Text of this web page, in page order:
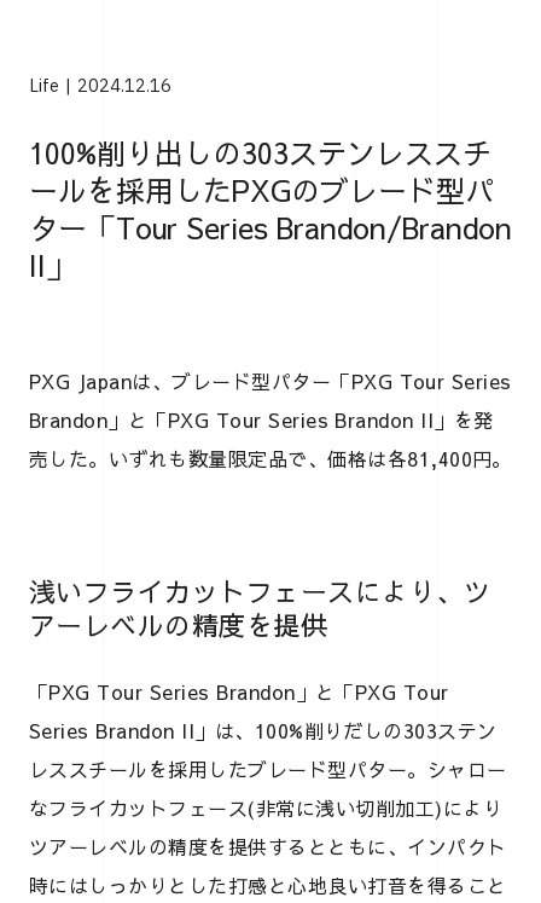
Life 2024.12.16
100%削り出しの303ステンレススチ
ールを採用したPXGのブレード型パ
ター「Tour Series Brandon/Brandon
II」
PXG Japanは、ブレード型パター「PXG Tour Series
Brandon」と「PXG Tour Series Brandon II」を発
売した。いずれも数量限定品で、価格は各81,400円。
浅いフライカットフェースにより、ツ
アーレベルの精度を提供
「PXG Tour Series Brandon」と「PXG Tour
Series Brandon II」は、100%削りだしの303ステン
レススチールを採用したブレード型パター。シャロー
なフライカットフェース(非常に浅い切削加工)により
ツアーレベルの精度を提供するとともに、インパクト
時にはしっかりとした打感と心地良い打音を得ること